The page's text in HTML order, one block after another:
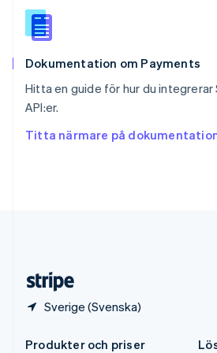
Dokumentation om Payments
Hitta en guide för hur du
API:er.
Titta närmare på
Sverige (Svenska)
Español
Storbritannien
Sverige
Thailand
ไทย
English
Produkter och priser